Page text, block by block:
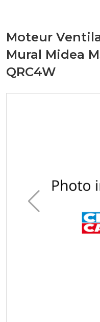
Moteur
Mural Midea
QRC4W